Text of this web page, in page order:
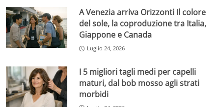
A Venezia arriva Orizzonti Il colore
del sole, la coproduzione tra Italia,
Giappone e Canada
Luglio 24, 2026
I 5 migliori tagli medi per capelli
maturi, dal bob mosso agli strati
morbidi